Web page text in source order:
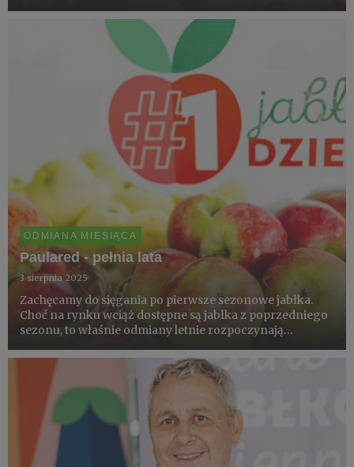
ODMIANA MIESIĄCA
Paulared - pełnia lata
3 sierpnia 2025
Zachęcamy do sięgania po pierwsze sezonowe jabłka.
Choć na rynku wciąż dostępne są jabłka z poprzedniego
sezonu, to właśnie odmiany letnie rozpoczynają
- aromatyczna, delikatnie spłaszczona odmiana o
charakterystyc...